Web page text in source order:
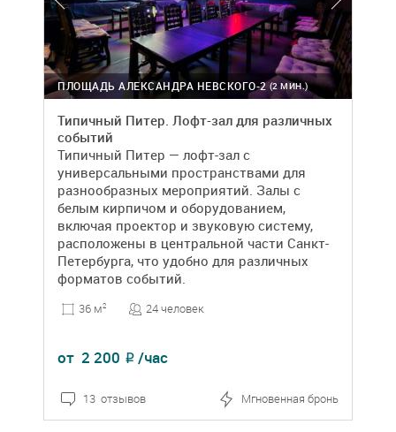
(2 МИН.)
ПЛОЩАДЬ АЛЕКСАНДРА НЕВСКОГО-2
Типичный Питер. Лофт-зал для различных
событий
Типичный Питер — лофт-зал с
универсальными пространствами для
разнообразных мероприятий. Залы с
белым кирпичом и оборудованием,
включая проектор и звуковую систему,
расположены в центральной части Санкт-
Петербурга, что удобно для различных
форматов событий.
36 м2 24 человек
от 2 200 ₽ /час
13 отзывов Мгновенная бронь